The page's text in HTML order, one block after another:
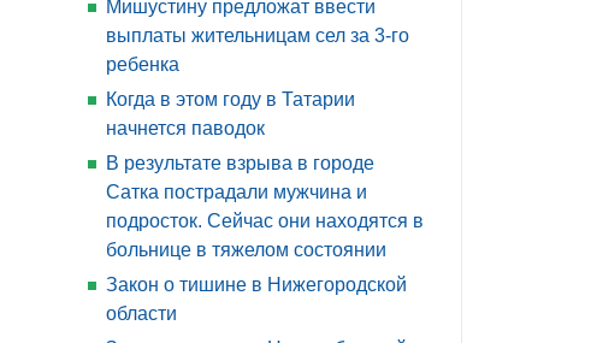
Мишустину предложат ввести
выплаты жительницам сел за 3-го
ребенка
Когда в этом году в Татарии
начнется паводок
В результате взрыва в городе
Сатка пострадали мужчина и
подросток. Сейчас они находятся в
больнице в тяжелом состоянии
Закон о тишине в Нижегородской
области